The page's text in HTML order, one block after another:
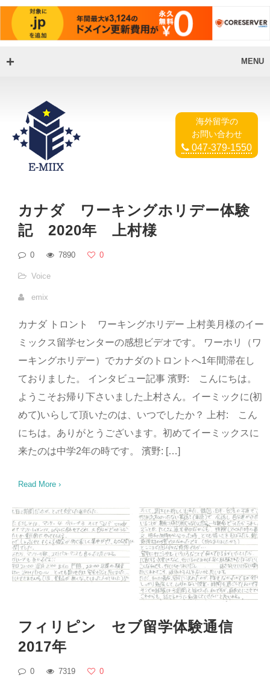
MENU
海外留学の
お問い合わせ
047-379-1550
カナダ ワーキングホリデー体験
記 2020年 上村様
0 7890 0
Voice
emix
カナダ トロント ワーキングホリデー 上村美月様のイー
ミックス留学センターの感想ビデオです。 ワーホリ（ワ
ーキングホリデー）でカナダのトロントへ1年間滞在し
ておりました。 インタビュー記事 濱野: こんにちは。
ようこそお帰り下さいました上村さん。イーミックに(初
めて)いらして頂いたのは、いつでしたか？ 上村: こん
にちは。ありがとうございます。初めてイーミックスに
来たのは中学2年の時です。 濱野: […]
Read More ›
フィリピン セブ留学体験通信
2017年
0 7319 0